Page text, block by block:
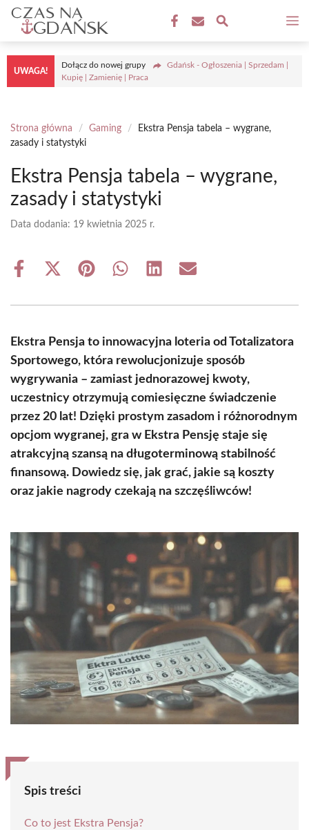
Przejdź
treści
UWAGA!
Dołącz do nowej grupy
Gdańsk - Ogłoszenia | Sprzedam |
Kupię | Zamienię | Praca
Strona główna / Gaming /
Ekstra Pensja tabela – wygrane,
zasady i statystyki
Ekstra Pensja tabela – wygrane,
zasady i statystyki
Data dodania: 19 kwietnia 2025 r.
Share
Share
(Twitter)
Share Share Share Share
Ekstra Pensja to innowacyjna loteria od Totalizatora
Sportowego, która rewolucjonizuje sposób
wygrywania – zamiast jednorazowej kwoty,
uczestnicy otrzymują comiesięczne świadczenie
przez 20 lat! Dzięki prostym zasadom i różnorodnym
opcjom wygranej, gra w Ekstra Pensję staje się
atrakcyjną szansą na długoterminową stabilność
finansową. Dowiedz się, jak grać, jakie są koszty
oraz jakie nagrody czekają na szczęśliwców!
Spis treści
Co to jest Ekstra Pensja?